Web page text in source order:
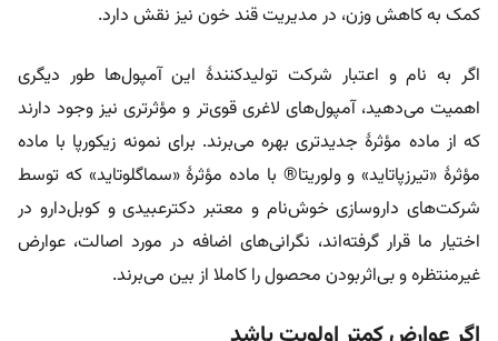
کمک به کاهش وزن، در مدیریت قند خون نیز نقش دارد.
اگر به نام و اعتبار شرکت تولیدکنندۀ این آمپول‌ها طور دیگری
اهمیت می‌دهید، آمپول‌های لاغری قوی‌تر و مؤثر‌تری نیز وجود دارند
که از ماده مؤثرۀ جدیدتری بهره می‌برند. برای نمونه زیکورپا با ماده
مؤثرۀ «تیرزپاتاید» وولوریتا® با ماده مؤثرۀ «سماگلوتاید» که توسط
شرکت‌های داروسازی خوش‌نام و معتبر دکترعبیدی و کوبل‌دارو در
اختیار ما قرار گرفته‌اند، نگرانی‌های اضافه در مورد اصالت، عوارض
غیرمنتظره و بی‌اثر‌بودن محصول را کاملا از بین می‌برند.